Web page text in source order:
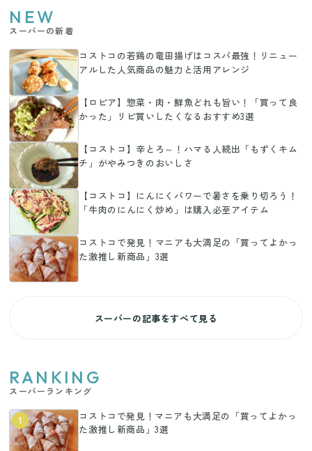
NEW
スーパーの新着
コストコの若鶏の竜田揚げはコスパ最強！リニュー
アルした人気商品の魅力と活用アレンジ
【ロピア】惣菜・肉・鮮魚どれも旨い！「買って良
かった」リピ買いしたくなるおすすめ3選
【コストコ】辛とろ～！ハマる人続出「もずくキム
チ」がやみつきのおいしさ
【コストコ】にんにくパワーで暑さを乗り切ろう！
「牛肉のにんにく炒め」は購入必至アイテム
コストコで発見！マニアも大満足の「買ってよかっ
た激推し新商品」3選
スーパーの記事をすべて見る
RANKING
スーパーランキング
1
コストコで発見！マニアも大満足の「買ってよかっ
た激推し新商品」3選